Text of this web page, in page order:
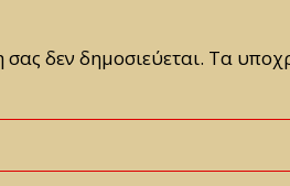
δεν δημοσιεύεται. Τα